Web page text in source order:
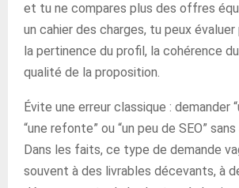
et tu ne compares plus des offres
un cahier des charges, tu peux
la pertinence du profil, la cohérence
qualité de la proposition.
Évite une erreur classique : demander
“une refonte” ou “un peu de SEO”
Dans les faits, ce type de demande
souvent à des livrables décevants, à